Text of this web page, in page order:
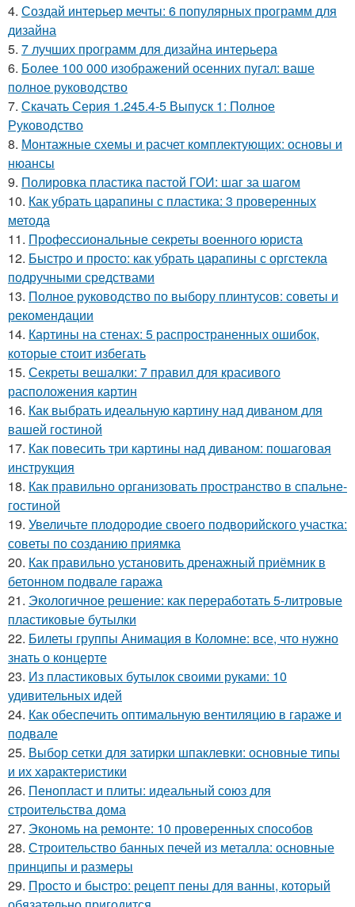
4. Создай интерьер мечты: 6 популярных программ для
дизайна
5. 7 лучших программ для дизайна интерьера
6. Более 100 000 изображений осенних пугал: ваше
полное руководство
7. Скачать Серия 1.245.4-5 Выпуск 1: Полное
Руководство
8. Монтажные схемы и расчет комплектующих: основы и
нюансы
9. Полировка пластика пастой ГОИ: шаг за шагом
10. Как убрать царапины с пластика: 3 проверенных
метода
11. Профессиональные секреты военного юриста
12. Быстро и просто: как убрать царапины с оргстекла
подручными средствами
13. Полное руководство по выбору плинтусов: советы и
рекомендации
14. Картины на стенах: 5 распространенных ошибок,
которые стоит избегать
15. Секреты вешалки: 7 правил для красивого
расположения картин
16. Как выбрать идеальную картину над диваном для
вашей гостиной
17. Как повесить три картины над диваном: пошаговая
инструкция
18. Как правильно организовать пространство в спальне-
гостиной
19. Увеличьте плодородие своего подворийского участка:
советы по созданию приямка
20. Как правильно установить дренажный приёмник в
бетонном подвале гаража
21. Экологичное решение: как переработать 5-литровые
пластиковые бутылки
22. Билеты группы Анимация в Коломне: все, что нужно
знать о концерте
23. Из пластиковых бутылок своими руками: 10
удивительных идей
24. Как обеспечить оптимальную вентиляцию в гараже и
подвале
25. Выбор сетки для затирки шпаклевки: основные типы
и их характеристики
26. Пенопласт и плиты: идеальный союз для
строительства дома
27. Экономь на ремонте: 10 проверенных способов
28. Строительство банных печей из металла: основные
принципы и размеры
29. Просто и быстро: рецепт пены для ванны, который